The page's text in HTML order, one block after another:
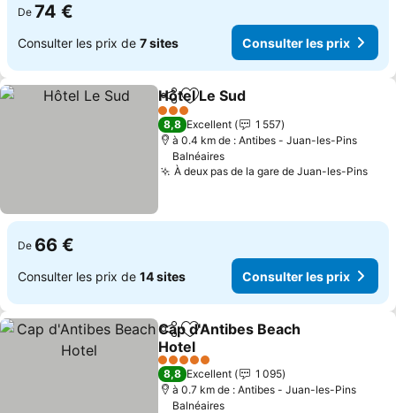
De 74 €
Consulter les prix de 7 sites Consulter les prix
PartagerAjouter à mes favoris
Hôtel Le Sud
3 Étoiles
8,8 Excellent
1 557
à 0.4 km de : Antibes - Juan-les-Pins
Balnéaires
À deux pas de la gare de Juan-les-Pins
De 66 €
Consulter les prix de 14 sites Consulter les prix
PartagerAjouter à mes favoris
Cap d'Antibes Beach
Hotel
Consulter les prix
5 Étoiles
8,8 Excellent
1 095
à 0.7 km de : Antibes - Juan-les-Pins
Balnéaires